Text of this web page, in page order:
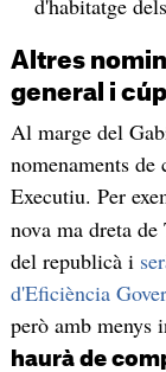
d'habitatge
Altres
general i
Al marge del
nomenaments de
Executiu. Per
nova ma dreta
del republicà i
d'Eficiència
però amb menys
haurà de